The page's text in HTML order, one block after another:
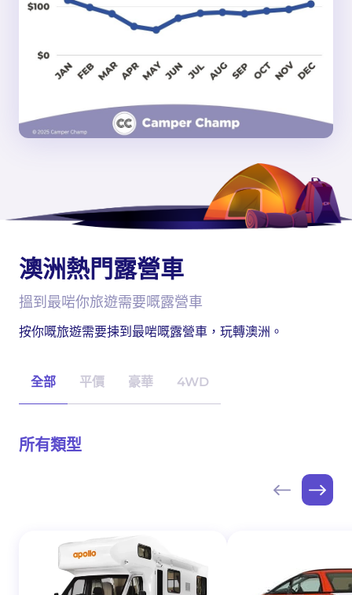
澳洲熱門露營車
搵到最啱你旅遊需要嘅露營車
按你嘅旅遊需要揀到最啱嘅露營車，玩轉澳洲。
全部 平價 豪華 4WD
所有類型